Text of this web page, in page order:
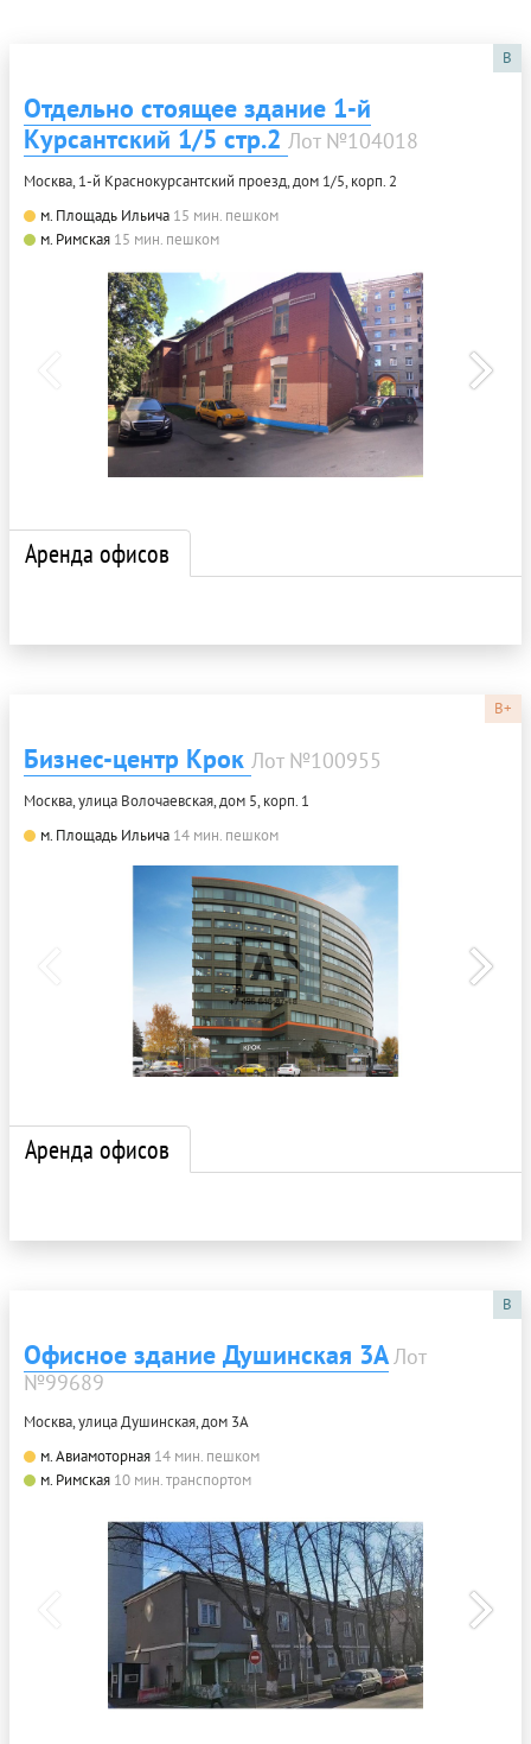
B
Отдельно стоящее здание 1-й
Курсантский 1/5 стр.2 Лот №104018
Москва, 1-й Краснокурсантский проезд, дом 1/5, корп. 2
м. Площадь Ильича 15 мин. пешком
м. Римская 15 мин. пешком
Аренда офисов
B+
Бизнес-центр Крок Лот №100955
Москва, улица Волочаевская, дом 5, корп. 1
м. Площадь Ильича 14 мин. пешком
Аренда офисов
B
Офисное здание Душинская 3А Лот
№99689
Москва, улица Душинская, дом 3А
м. Авиамоторная 14 мин. пешком
м. Римская 10 мин. транспортом